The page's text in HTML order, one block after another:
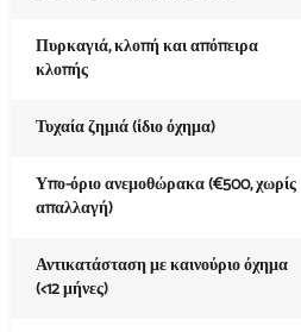
Πυρκαγιά, κλοπή και απόπειρα
κλοπής
Τυχαία ζημιά (ίδιο όχημα)
Υπο-όριο ανεμοθώρακα (€500, χωρίς
απαλλαγή)
Αντικατάσταση με καινούριο όχημα
(<12 μήνες)